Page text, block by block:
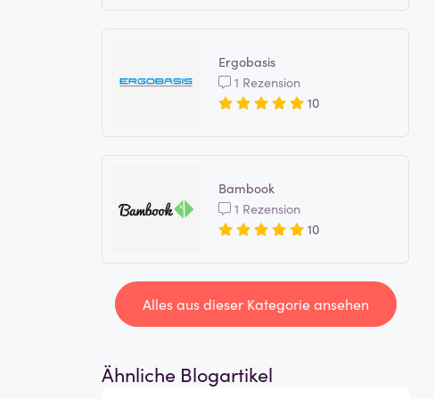
Ergobasis
1 Rezension
10
Bambook
1 Rezension
10
Alles aus dieser Kategorie ansehen
Ähnliche Blogartikel